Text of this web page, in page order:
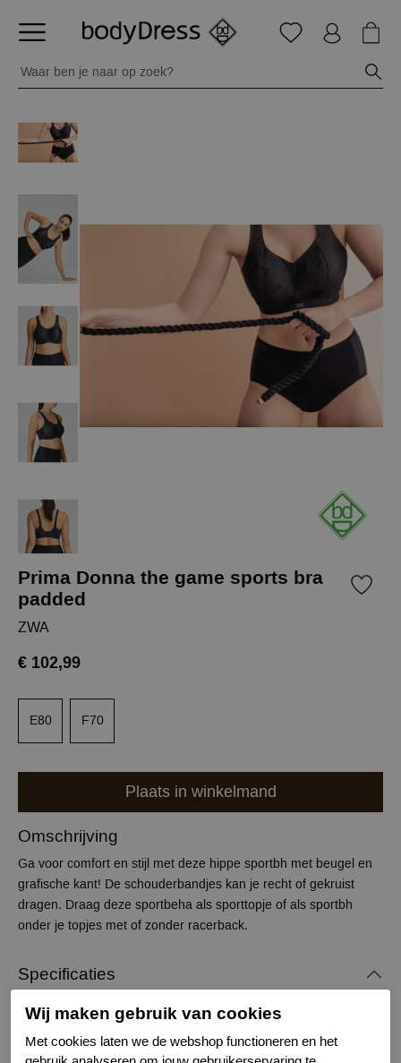
Prima Donna the game sports bra
padded
ZWA
€ 102,99
E80 F70
Plaats in winkelmand
Omschrijving
Ga voor comfort en stijl met deze hippe sportbh met beugel en
grafische kant! De schouderbandjes kan je recht of gekruist
dragen. Draag deze sportbeha als sporttopje of als sportbh
onder je topjes met of zonder racerback.
Specificaties
Merk
Prima Donna
Serie naam
The Game
Wij maken gebruik van cookies
Met cookies laten we de webshop functioneren en het